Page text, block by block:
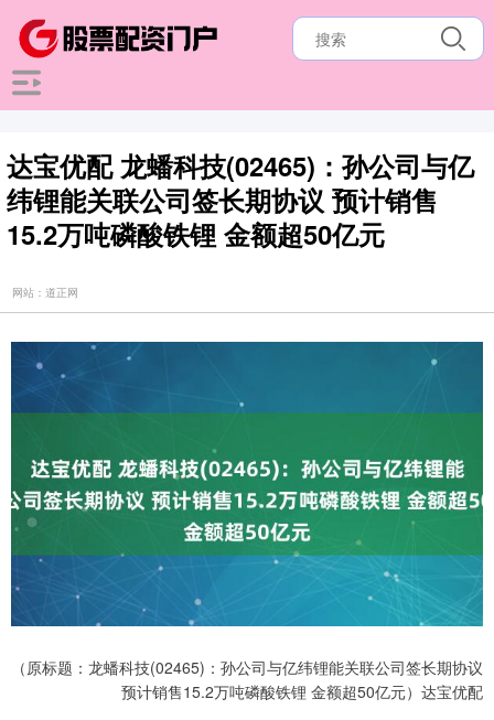
达宝优配 龙蟠科技(02465)：孙公司与亿
纬锂能关联公司签长期协议 预计销售
15.2万吨磷酸铁锂 金额超50亿元
网站：道正网
（原标题：龙蟠科技(02465)：孙公司与亿纬锂能关联公司签长期协议
预计销售15.2万吨磷酸铁锂 金额超50亿元）达宝优配